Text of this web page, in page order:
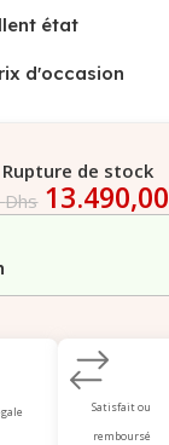
état
d'occasion
Rupture de stock
Dhs 13.490,00
Satisfait ou
remboursé